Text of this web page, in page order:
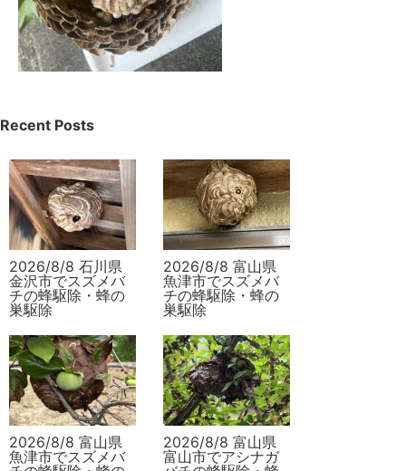
Recent Posts
2026/8/8 石川県
金沢市でスズメバ
チの蜂駆除・蜂の
巣駆除
2026/8/8 富山県
魚津市でスズメバ
チの蜂駆除・蜂の
巣駆除
2026/8/8 富山県
魚津市でスズメバ
2026/8/8 富山県
富山市でアシナガ